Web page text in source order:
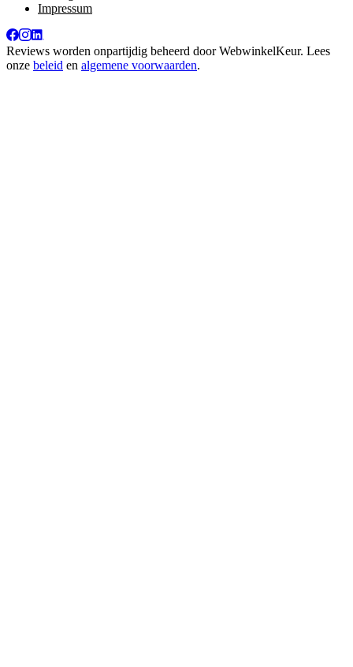
Impressum
Reviews worden onpartijdig beheerd doorWebwinkelKeur. Lees
onze beleid en algemene voorwaarden.